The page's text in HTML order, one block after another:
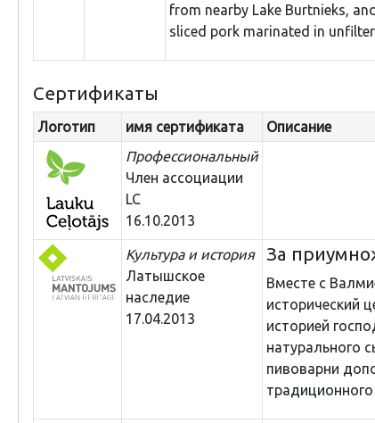
from nearby Lake Burtnieks,
sliced pork marinated in
Сертификаты
Логотип имя сертификата
Описание
Профессиональный
Член ассоциации
LC
16.10.2013
Культура и история
Латышское
наследие
17.04.2013
За
Вместе с
исторический
историей
натурального
пивоварни